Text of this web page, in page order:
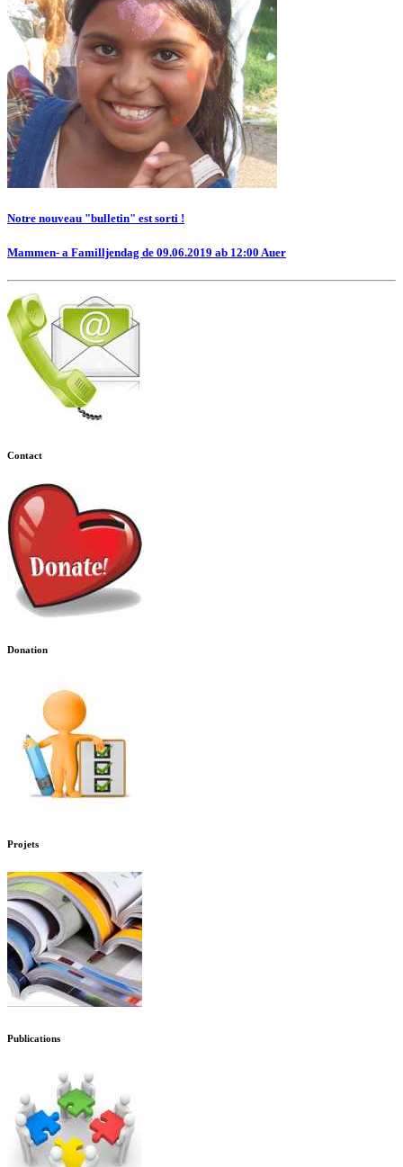
Notre nouveau "bulletin" est sorti !
Mammen- a Familljendag de 09.06.2019 ab 12:00 Auer
Contact
Donation
Projets
Publications